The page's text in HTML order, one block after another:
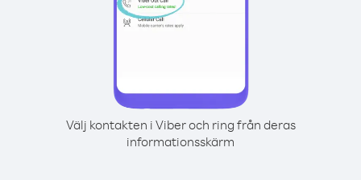
Välj kontakten i Viber och ring från deras
informationsskärm